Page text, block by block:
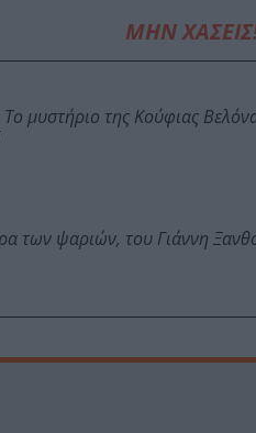
ΜΗΝ
μυστήριο της Κούφιας
των ψαριών, του Γιάννη